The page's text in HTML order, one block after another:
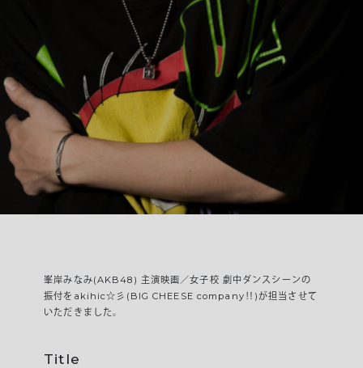
峯岸みなみ(AKB48) 主演映画／女子校 劇中ダンスシーンの
振付をakihic☆彡(BIG CHEESE company‼︎)が担当させて
いただきました。
Title